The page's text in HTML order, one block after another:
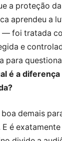
a proteção
aprendeu a
— foi tratada
e
para
é a
demais
é